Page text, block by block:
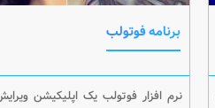
برنامه فوتولب
نرم افزار فوتولب یک اپلیکیشن